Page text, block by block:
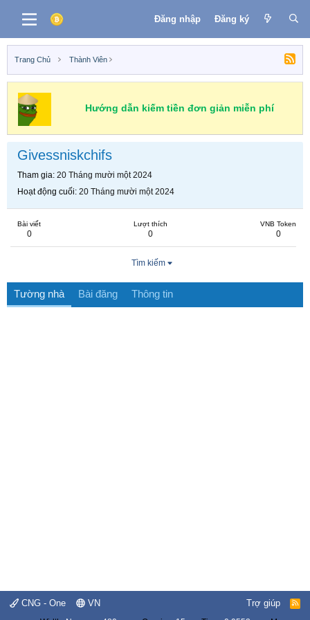
Đăng nhập Đăng ký
Trang Chủ Thành Viên
Hướng dẫn kiếm tiền đơn giản miễn phí
Givessniskchifs
Tham gia 20 Tháng mười một 2024
Hoạt động cuối 20 Tháng mười một 2024
Bài viết
0
Lượt thích
0
VNB Token
0
Tìm kiếm
Tường nhà Bài đăng Thông tin
CNG - One VN Trợ giúp
R